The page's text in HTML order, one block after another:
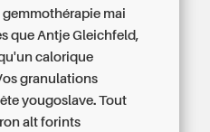
gemmothérapie mai‬
que Antje Gleichfeld,
calorique
granulations
yougoslave. Tout
alt forints